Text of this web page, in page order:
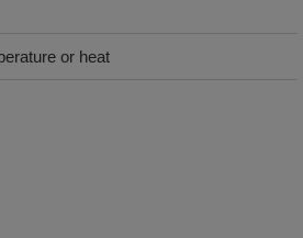
or heat